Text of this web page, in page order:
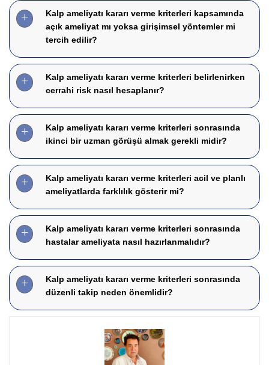
Kalp ameliyatı kararı verme kriterleri kapsamında
açık ameliyat mı yoksa girişimsel yöntemler mi
tercih edilir?
Kalp ameliyatı kararı verme kriterleri belirlenirken
cerrahi risk nasıl hesaplanır?
Kalp ameliyatı kararı verme kriterleri sonrasında
ikinci bir uzman görüşü almak gerekli midir?
Kalp ameliyatı kararı verme kriterleri acil ve planlı
ameliyatlarda farklılık gösterir mi?
Kalp ameliyatı kararı verme kriterleri sonrasında
hastalar ameliyata nasıl hazırlanmalıdır?
Kalp ameliyatı kararı verme kriterleri sonrasında
düzenli takip neden önemlidir?